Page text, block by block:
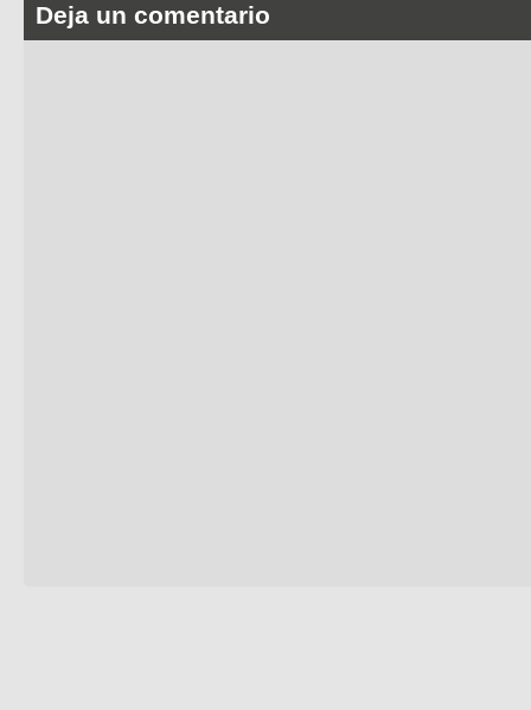
Deja un comentario